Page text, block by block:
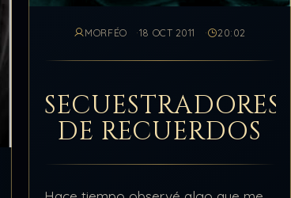
MORFÉO 18 OCT 2011 20:02
SECUESTRADORES
DE RECUERDOS